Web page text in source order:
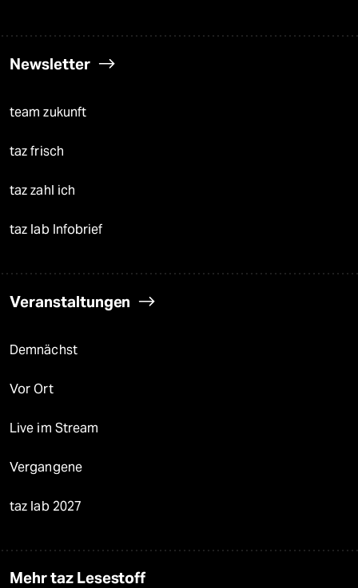
Newsletter
team zukunft
taz frisch
taz zahl ich
taz lab Infobrief
Veranstaltungen
Demnächst
Vor Ort
Live im Stream
Vergangene
taz lab 2027
Mehr taz Lesestoff